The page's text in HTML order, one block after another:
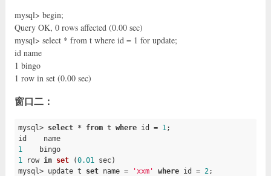
mysql> begin;
Query OK, 0 rows affected (0.00 sec)
mysql> select * from t where id = 1 for update;
id name
1 bingo
1 row in set (0.00 sec)
窗口二：
mysql> select * from t where id = 1 ;
id    name
1
    bingo
1
row in set (0.01
sec)
mysql> update t set name = 'xxm' where id = 2;